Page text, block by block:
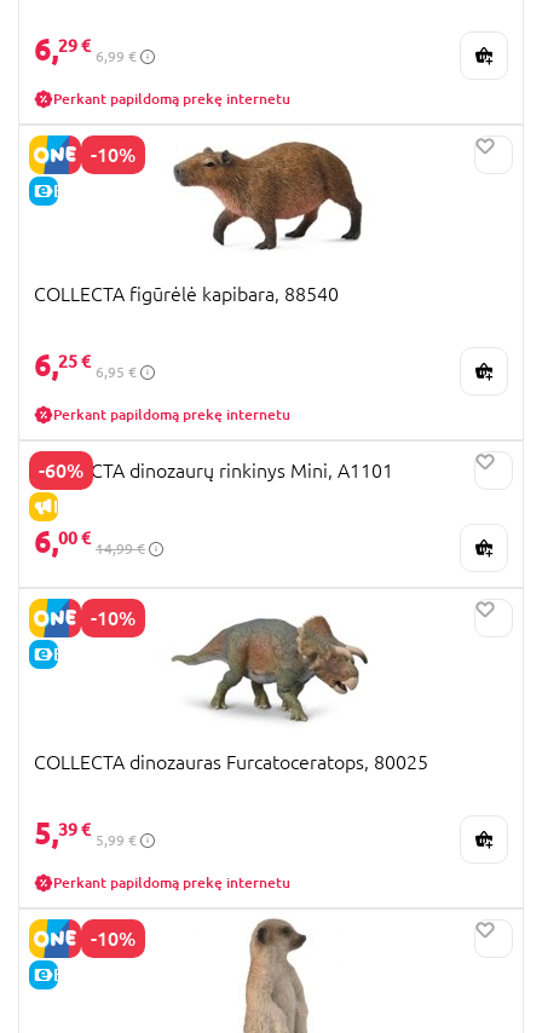
6,29 €
6,99 €
Perkant papildomą prekę internetu
-10%
E-KAINA
COLLECTA figūrėlė kapibara, 88540
6,25 €
6,95 €
Perkant papildomą prekę internetu
-60%
IŠPARDAVIMAS
COLLECTA dinozaurų rinkinys Mini, A1101
6,00 €
14,99 €
-10%
E-KAINA
COLLECTA dinozauras Furcatoceratops, 80025
5,39 €
5,99 €
Perkant papildomą prekę internetu
-10%
E-KAINA